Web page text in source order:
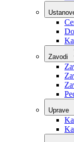
Zavodi